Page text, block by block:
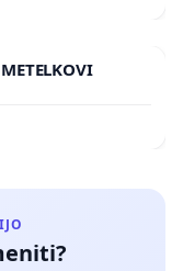
premoženja in
vdora
okolji,
kot so